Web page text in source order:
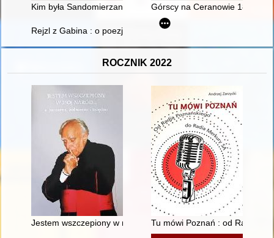
Kim była Sandomierzanka? : nowe fakty w sprawie sporu o
Górscy na Ceranowie 1859-
Rejzl z Gabina : o poezji Rejzl Żychlińskiej = Rajzel from
ROCZNIK 2022
Jestem wszczepiony w mój naród... : o harcerzu, żołnierzu i
Tu mówi Poznań : od Radja